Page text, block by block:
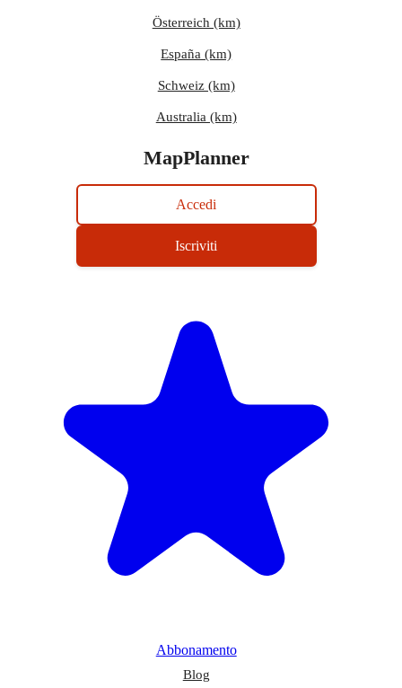
Österreich (km)
España (km)
Schweiz (km)
Australia (km)
MapPlanner
Accedi
Iscriviti
Abbonamento
Blog